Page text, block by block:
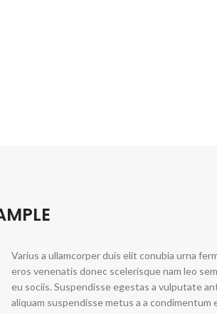
Varius a ullamcorper duis elit conubia urna
eros venenatis donec scelerisque nam leo
eu sociis. Suspendisse egestas a vulputate
aliquam suspendisse metus a a condimentum